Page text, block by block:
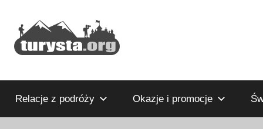
treści
Turysta.org
blog
podróżniczy
Relacje z podróży Okazje i promocje